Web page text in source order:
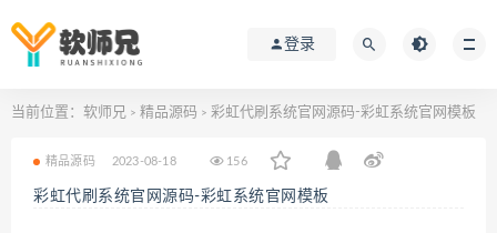
登录
当前位置： 软师兄 > 精品源码 > 彩虹代刷系统官网源码-彩虹系统官网模板
精品源码 2023-08-18 156
彩虹代刷系统官网源码-彩虹系统官网模板